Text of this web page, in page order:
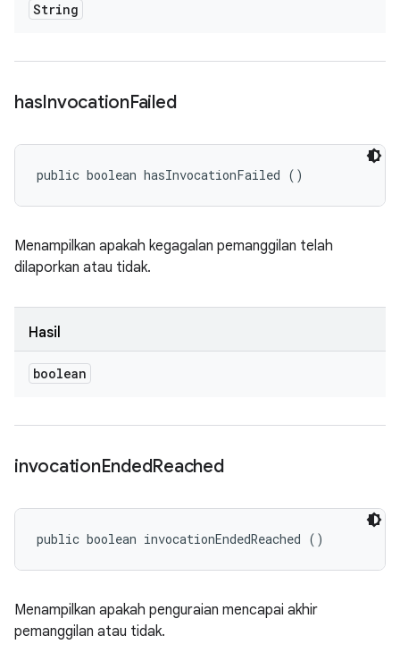
String
hasInvocationFailed
public boolean hasInvocationFailed ()
Menampilkan apakah kegagalan pemanggilan telah
dilaporkan atau tidak.
Hasil
boolean
invocationEndedReached
public boolean invocationEndedReached ()
Menampilkan apakah penguraian mencapai akhir
pemanggilan atau tidak.